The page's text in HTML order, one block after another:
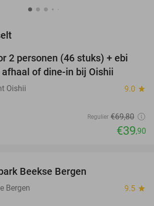
43%
2 personen (46 stuks) + ebi
of dine-in bij Oishii
Oishii 9.0 star
Regulier €69,80
€39,90
Beekse Bergen
Bergen 9.5 star